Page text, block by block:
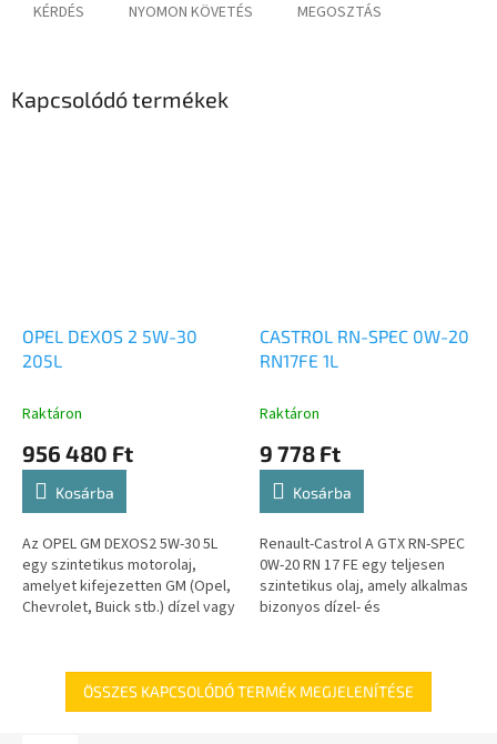
KÉRDÉS NYOMON KÖVETÉS MEGOSZTÁS
Kapcsolódó termékek
OPEL DEXOS 2 5W-30
205L
Raktáron
956 480 Ft
Kosárba
Az OPEL GM DEXOS2 5W-30 5L
egy szintetikus motorolaj,
amelyet kifejezetten GM (Opel,
Chevrolet, Buick stb.) dízel vagy
CASTROL RN-SPEC 0W-20
RN17FE 1L
Raktáron
9 778 Ft
Kosárba
Renault-Castrol A GTX RN-SPEC
0W-20 RN 17 FE egy teljesen
szintetikus olaj, amely alkalmas
bizonyos dízel- és
ÖSSZES KAPCSOLÓDÓ TERMÉK MEGJELENÍTÉSE